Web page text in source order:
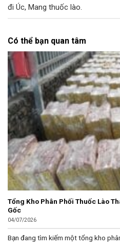
đi Úc, Mang thuốc lào
Có thể bạn quan tâm
Tổng Kho Phân Phối Thuốc Lào
Gốc
04/07/2026
Bạn đang tìm kiếm một tổng kho